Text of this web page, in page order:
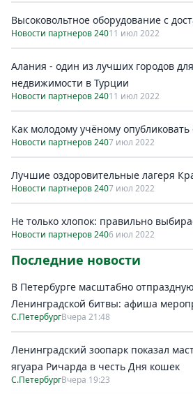
Высоковольтное оборудование с
Новости партнеров 24011 июл 2022
Алания - один из лучших городов
недвижимости в Турции
Новости партнеров 24011 июл 2022
Как молодому учёному
Новости партнеров 2407 июл 2022
Лучшие оздоровительные лагеря
Новости партнеров 2407 июл 2022
Не только хлопок: правильно
Новости партнеров 2406 июл 2022
Последние новости
В Петербурге масштабно
Ленинградской битвы: афиша
С.ПетербургВчера 21:48
Ленинградский зоопарк показал
ягуара Ричарда в честь Дня кошек
С.ПетербургВчера 19:23